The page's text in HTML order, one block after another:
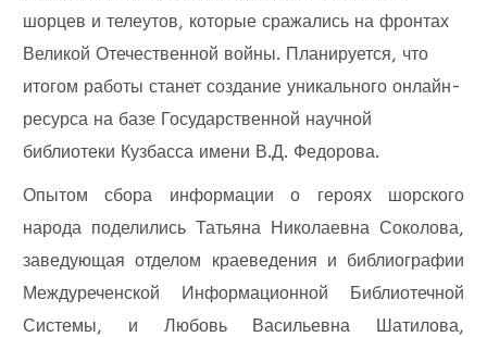
шорцев и телеутов, которые сражались на фронтах
Великой Отечественной войны. Планируется, что
итогом работы станет создание уникального онлайн-
ресурса на базе Государственной научной
библиотеки Кузбасса имени В.Д. Федорова.
Опытом сбора информации о героях шорского
народа поделились Татьяна Николаевна Соколова,
заведующая отделом краеведения и библиографии
Междуреченской Информационной Библиотечной
Системы, и Любовь Васильевна Шатилова,